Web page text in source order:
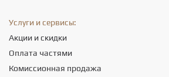
Услуги и сервисы:
Акции и скидки
Оплата частями
Комиссионная продажа